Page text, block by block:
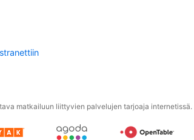
matkailuun liittyvien palvelujen tarjoaja internetissä.